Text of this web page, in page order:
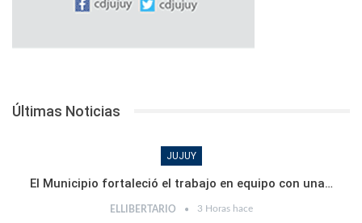
Últimas Noticias
JUJUY
El Municipio fortaleció el trabajo en equipo con una…
ELLIBERTARIO 3 Horas hace